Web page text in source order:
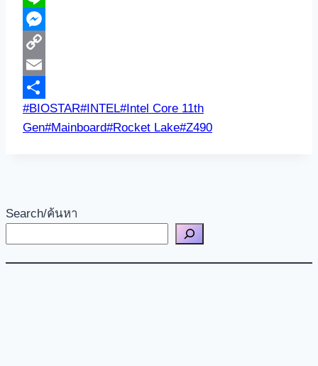
Line
Messenger
Copy
Link
Email
Share
Post
Tags:
#BIOSTAR#INTEL#Intel Core 11th
Gen#Mainboard#Rocket Lake#Z490
Search/ค้นหา